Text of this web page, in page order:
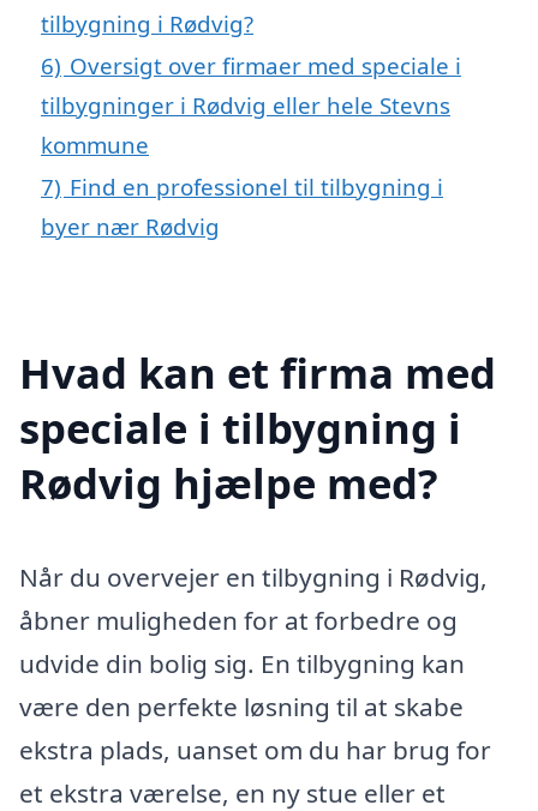
tilbygning i Rødvig?
6) Oversigt over firmaer med speciale i
tilbygninger i Rødvig eller hele Stevns
kommune
7) Find en professionel til tilbygning i
byer nær Rødvig
Hvad kan et firma med
speciale i tilbygning i
Rødvig hjælpe med?
Når du overvejer en tilbygning i Rødvig,
åbner muligheden for at forbedre og
udvide din bolig sig. En tilbygning kan
være den perfekte løsning til at skabe
ekstra plads, uanset om du har brug for
et ekstra værelse, en ny stue eller et